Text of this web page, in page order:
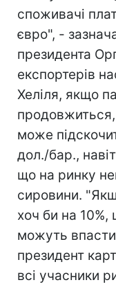
споживачі
євро", -
президента
експортерів
Хеліля, якщо
може
дол./бар.,
що на ринку
сировини.
хоч би на 10%,
можуть
президент
всі учасники